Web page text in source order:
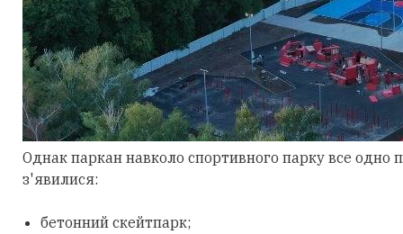
Однак паркан навколо спортивного парку все одно
з'явилися:
бетонний скейтпарк;